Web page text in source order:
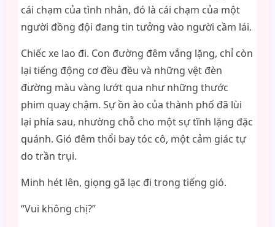
cái chạm của tình nhân, đó là cái chạm của một
người đồng đội đang tin tưởng vào người cầm lái.
Chiếc xe lao đi. Con đường đêm vắng lặng, chỉ còn
lại tiếng động cơ đều đều và những vệt đèn
đường màu vàng lướt qua như những thước
phim quay chậm. Sự ồn ào của thành phố đã lùi
lại phía sau, nhường chỗ cho một sự tĩnh lặng đặc
quánh. Gió đêm thổi bay tóc cô, một cảm giác tự
do trần trụi.
Minh hét lên, giọng gã lạc đi trong tiếng gió.
“Vui không chị?”